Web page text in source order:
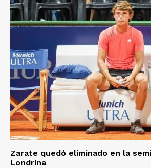
Zarate quedó eliminado en la
Londrina